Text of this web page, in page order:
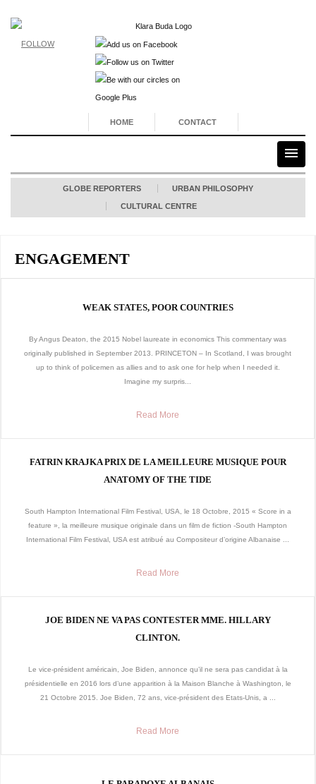
FOLLOW
HOME CONTACT
GLOBE REPORTERS URBAN PHILOSOPHY
CULTURAL CENTRE
ENGAGEMENT
WEAK STATES, POOR COUNTRIES
By Angus Deaton, the 2015 Nobel laureate in economics This commentary was
originally published in September 2013. PRINCETON – In Scotland, I was brought
up to think of policemen as allies and to ask one for help when I needed it.
Imagine my surpris...
Read More
FATRIN KRAJKA PRIX DE LA MEILLEURE MUSIQUE POUR
ANATOMY OF THE TIDE
South Hampton International Film Festival, USA, le 18 Octobre, 2015 « Score in a
feature », la meilleure musique originale dans un film de fiction -South Hampton
International Film Festival, USA est atribué au Compositeur d’origine Albanaise ...
Read More
JOE BIDEN NE VA PAS CONTESTER MME. HILLARY
CLINTON.
Le vice-président américain, Joe Biden, annonce qu’il ne sera pas candidat à la
présidentielle en 2016 lors d’une apparition à la Maison Blanche à Washington, le
21 Octobre 2015. Joe Biden, 72 ans, vice-président des Etats-Unis, a ...
Read More